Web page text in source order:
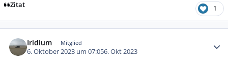
Zitat 1
Iridium Mitglied
6. Oktober 2023 um 07:056. Okt 2023